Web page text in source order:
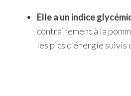
Elle a un indice
contrairement à la
les pics d’énergie